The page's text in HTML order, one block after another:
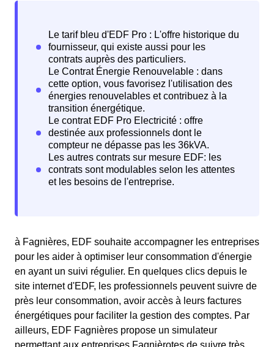
à Fagnières, EDF souhaite accompagner les entreprises
pour les aider à optimiser leur consommation d'énergie
en ayant un suivi régulier. En quelques clics depuis le
site internet d'EDF, les professionnels peuvent suivre de
près leur consommation, avoir accès à leurs factures
énergétiques pour faciliter la gestion des comptes. Par
ailleurs, EDF Fagnières propose un simulateur
permettant aux entreprises Fagnièrotes de suivre très